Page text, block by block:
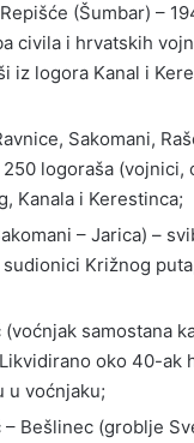
(Šumbar) –
civila i hrvatskih
iz logora Kanal i
Sakomani,
250 logoraša (vojnici,
Kanala i Kerestinca;
– Jarica) –
Križnog
(voćnjak samostana
oko 40-ak
u voćnjaku;
– Bešlinec (groblje